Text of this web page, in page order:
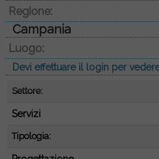
Regione:
Campania
Luogo:
Devi effettuare il login per
Settore:
Servizi
Tipologia: